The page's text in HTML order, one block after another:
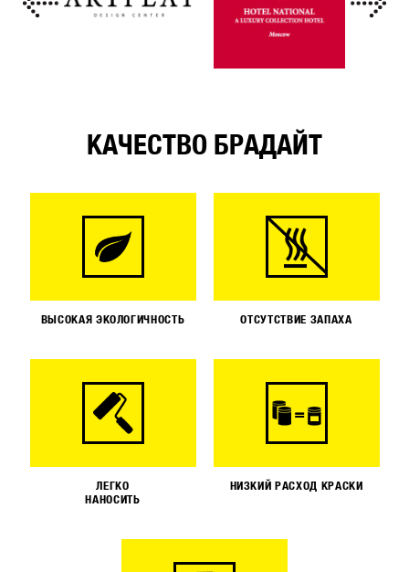
КАЧЕСТВО БРАДАЙТ
ВЫСОКАЯ ЭКОЛОГИЧНОСТЬ ОТСУТСТВИЕ ЗАПАХА
ЛЕГКО
НАНОСИТЬ
НИЗКИЙ РАСХОД КРАСКИ